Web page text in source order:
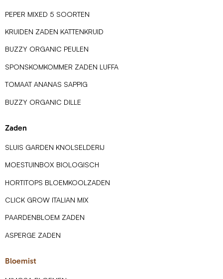
PEPER MIXED 5 SOORTEN
KRUIDEN ZADEN KATTENKRUID
BUZZY ORGANIC PEULEN
SPONSKOMKOMMER ZADEN LUFFA
TOMAAT ANANAS SAPPIG
BUZZY ORGANIC DILLE
Zaden
SLUIS GARDEN KNOLSELDERIJ
MOESTUINBOX BIOLOGISCH
HORTITOPS BLOEMKOOLZADEN
CLICK GROW ITALIAN MIX
PAARDENBLOEM ZADEN
ASPERGE ZADEN
Bloemist